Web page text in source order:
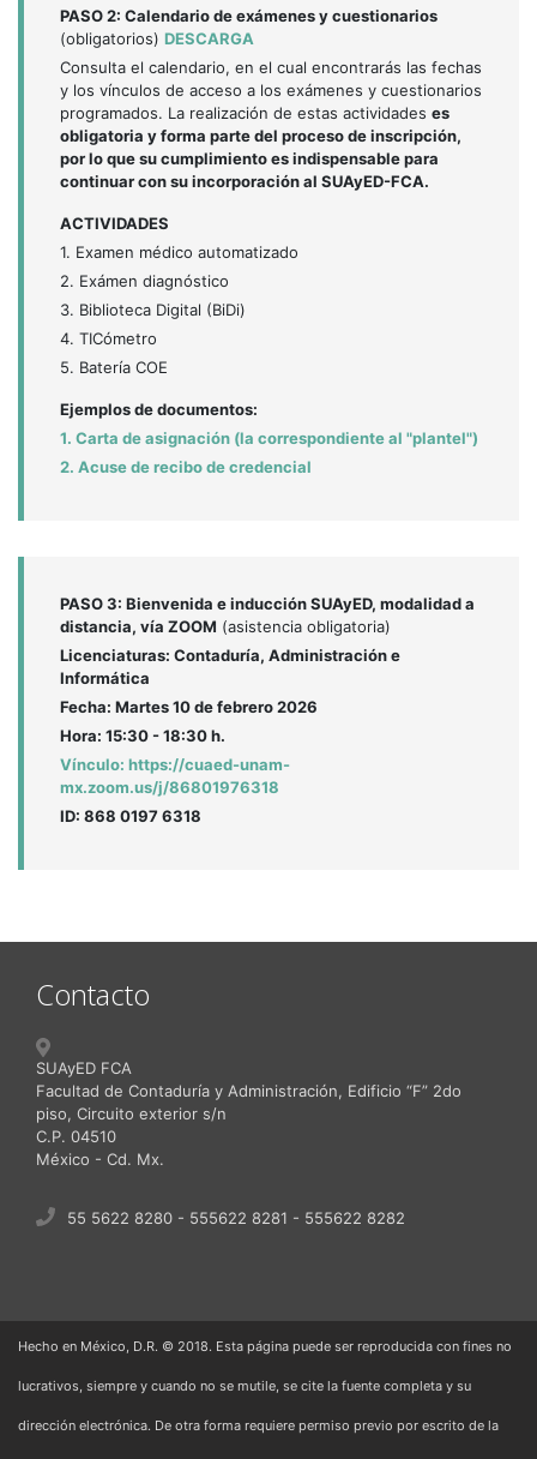
PASO 2: Calendario de exámenes y cuestionarios
(obligatorios) DESCARGA
Consulta el calendario, en el cual encontrarás las fechas
y los vínculos de acceso a los exámenes y cuestionarios
programados. La realización de estas actividades es
obligatoria y forma parte del proceso de inscripción,
por lo que su cumplimiento es indispensable para
continuar con su incorporación al SUAyED-FCA.
ACTIVIDADES
1. Examen médico automatizado
2. Exámen diagnóstico
3. Biblioteca Digital (BiDi)
4. TICómetro
5. Batería COE
Ejemplos de documentos:
1. Carta de asignación (la correspondiente al "plantel")
2. Acuse de recibo de credencial
PASO 3: Bienvenida e inducción SUAyED, modalidad a
distancia, vía ZOOM (asistencia obligatoria)
Licenciaturas: Contaduría, Administración e
Informática
Fecha: Martes 10 de febrero 2026
Hora: 15:30 - 18:30 h.
Vínculo: https://cuaed-unam-
mx.zoom.us/j/86801976318
ID: 868 0197 6318
Contacto
SUAyED FCA
Facultad de Contaduría y Administración, Edificio “F” 2do
piso, Circuito exterior s/n
C.P. 04510
México - Cd. Mx.
55 5622 8280 - 555622 8281 - 555622 8282
Hecho en México, D.R. © 2018. Esta página puede ser reproducida con fines no
lucrativos, siempre y cuando no se mutile, se cite la fuente completa y su
dirección electrónica. De otra forma requiere permiso previo por escrito de la